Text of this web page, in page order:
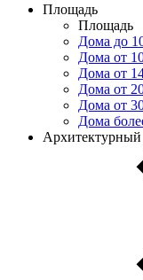
Площадь
Площадь
Дома до
Дома от
Дома от
Дома от
Дома от
Дома
Архитектурный